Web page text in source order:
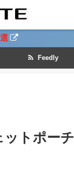
Feedly
ットポーチ